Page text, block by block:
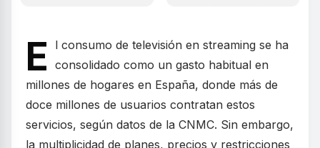
E
l consumo de televisión en streaming se ha
consolidado como un gasto habitual en
millones de hogares en España, donde más de
doce millones de usuarios contratan estos
servicios, según datos de la CNMC. Sin embargo,
la multiplicidad de planes, precios y restricciones